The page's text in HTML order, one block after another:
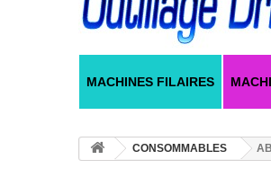
MACHINES FILAIRES
CONSOMMABLES